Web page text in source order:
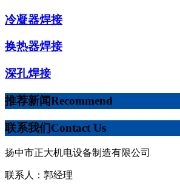
冷凝器焊接
换热器焊接
深孔焊接
推荐新闻Recommend
联系我们Contact Us
扬中市正大机电设备制造有限公司
联系人：郭经理